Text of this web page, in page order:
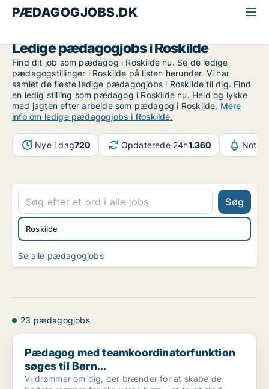
PÆDAGOGJOBS.DK
Ledige pædagogjobs i Roskilde
Find dit job som pædagog i Roskilde nu. Se de ledige
pædagogstillinger i Roskilde på listen herunder. Vi har
samlet de fleste ledige pædagogjobs i Roskilde til dig. Find
en ledig stilling som pædagog i Roskilde nu. Held og lykke
med jagten efter arbejde som pædagog i Roskilde. Mere
info om ledige pædagogjobs i Roskilde.
Nye i dag720 Opdaterede 24h1.360
Søg
Roskilde
Se alle pædagogjobs
23 pædagogjobs
Pædagog med teamkoordinatorfunktion søges til Børn...
Pædagog med teamkoordinatorfunktion
søges til Børn...
Vi drømmer om dig, der brænder for at skabe de